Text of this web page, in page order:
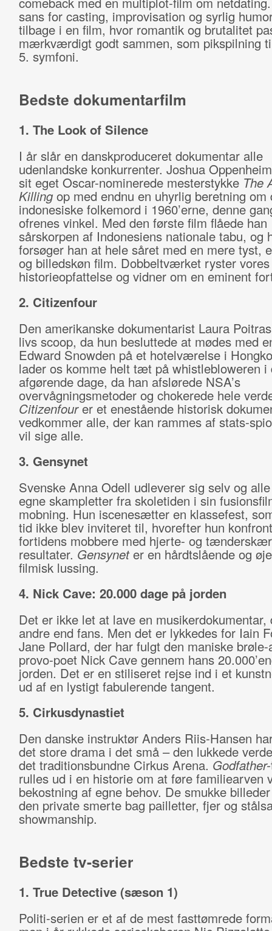
sans for casting, improvisation og syrlig
tilbage i en film, hvor romantik og brutalitet
mærkværdigt godt sammen, som pikspilning
5. symfoni.
Bedste dokumentarfilm
1. The Look of Silence
I år slår en danskproduceret dokumentar alle
udenlandske konkurrenter. Joshua
sit eget Oscar-nominerede mesterstykke The
Killingop med endnu en uhyrlig beretning om
indonesiske folkemord i 1960’erne, denne
ofrenes vinkel. Med den første film flåede han
sårskorpen af Indonesiens nationale tabu, og
forsøger han at hele såret med en mere tyst,
og billedskøn film. Dobbeltværket ryster vores
historieopfattelse og vidner om en eminent
2. Citizenfour
Den amerikanske dokumentarist Laura
livs scoop, da hun besluttede at mødes med
Edward Snowden på et hotelværelse i
lader os komme helt tæt på whistlebloweren i
afgørende dage, da han afslørede NSA’s
overvågningsmetoder og chokerede hele
Citizenfourer et enestående historisk
vedkommer alle, der kan rammes af stats-
vil sige alle.
3. Gensynet
Svenske Anna Odell udleverer sig selv og
egne skampletter fra skoletiden i sin
mobning. Hun iscenesætter en klassefest,
tid ikke blev inviteret til, hvorefter hun
fortidens mobbere med hjerte- og
resultater. Gensyneter en hårdtslående og
filmisk lussing.
4. Nick Cave: 20.000 dage på jorden
Det er ikke let at lave en
andre end fans. Men det er lykkedes for Iain
Jane Pollard, der har fulgt den maniske brøle-
provo-poet Nick Cave gennem hans
jorden. Det er en stiliseret rejse ind i et
ud af en lystigt fabulerende tangent.
5. Cirkusdynastiet
Den danske instruktør Anders Riis-Hansen
det store drama i det små – den lukkede
det traditionsbundne Cirkus Arena. Godfather-
rulles ud i en historie om at føre familiearven
bekostning af egne behov. De smukke
den private smerte bag pailletter, fjer og
showmanship.
Bedste tv-serier
1. True Detective (sæson 1)
Politi-serien er et af de mest fasttømrede